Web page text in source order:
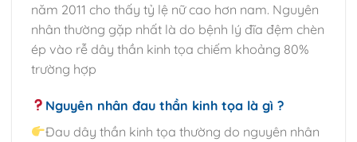
năm 2011 cho thấy tỷ lệ nữ cao hơn nam. Nguyên
nhân thường gặp nhất là do bệnh lý đĩa đệm chèn
ép vào rễ dây thần kinh tọa chiếm khoảng 80%
trường hợp
Nguyên nhân đau thần kinh tọa là gì ?
Đau dây thần kinh tọa thường do nguyên nhân